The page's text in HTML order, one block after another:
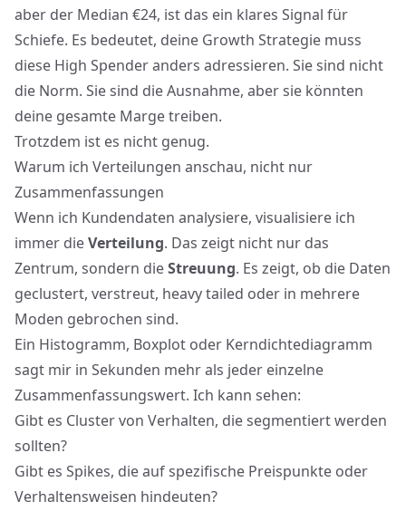
aber der Median €24, ist das ein klares Signal für
Schiefe. Es bedeutet, deine Growth Strategie muss
diese High Spender anders adressieren. Sie sind nicht
die Norm. Sie sind die Ausnahme, aber sie könnten
deine gesamte Marge treiben.
Trotzdem ist es nicht genug.
Warum ich Verteilungen anschau, nicht nur
Zusammenfassungen
Wenn ich Kundendaten analysiere, visualisiere ich
immer dieVerteilung. Das zeigt nicht nur das
Zentrum, sondern dieStreuung. Es zeigt, ob die Daten
geclustert, verstreut, heavy tailed oder in mehrere
Moden gebrochen sind.
Ein Histogramm, Boxplot oder Kerndichtediagramm
sagt mir in Sekunden mehr als jeder einzelne
Zusammenfassungswert. Ich kann sehen:
Gibt es Cluster von Verhalten, die segmentiert werden
sollten?
Gibt es Spikes, die auf spezifische Preispunkte oder
Verhaltensweisen hindeuten?